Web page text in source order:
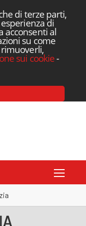
di terze parti,
di
acconsenti al
su come
rimuoverli,
sui cookie-